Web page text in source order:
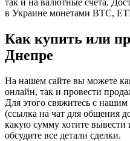
в Украине монетами BTC,
Как купить или
Днепре
На нашем сайте вы можете
онлайн, так и провести
Для этого свяжитесь с
(ссылка на чат для общения
какую сумму хотите вывести
обсудите все детали сделки.